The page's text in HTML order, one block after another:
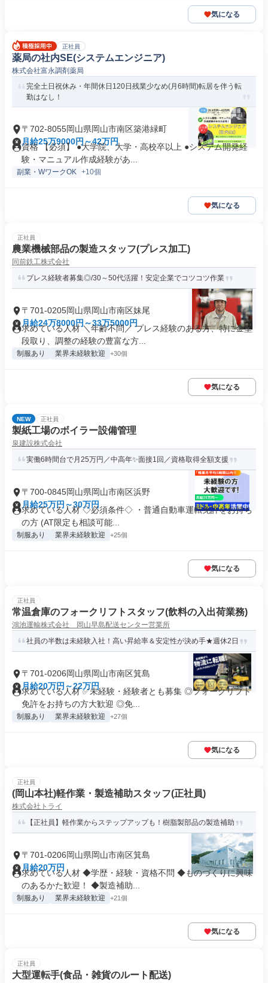
気になる
正社員
薬局の社内SE(システムエンジニア)
株式会社富永調剤薬局
完全土日祝休み・年間休日120日残業少なめ(月6時間)転居を伴う転
勤はなし！
〒702-8055岡山県岡山市南区築港緑町
月給25万9000円～42万円
資格 【必須】 ●大学院、大学・高校卒以上 ●システム開発経
験・マニュアル作成経験があ...
副業・WワークOK +10個
気になる
正社員
農業機械部品の製造スタッフ(プレス加工)
同前鉄工株式会社
プレス経験者募集◎/30～50代活躍！安定企業でコツコツ作業
〒701-0205岡山県岡山市南区妹尾
月給24万8000円～33万5000円
求めている人材 ＼年齢不問／ プレス経験のある方、特に金型
段取り、調整の経験の豊富な方...
制服あり 業界未経験歓迎 +30個
気になる
NEW 正社員
製紙工場のボイラー設備管理
泉建設株式会社
実働6時間台で月25万円／中高年✨面接1回／資格取得全額支援
〒700-0845岡山県岡山市南区浜野
月給25万円～30万円
求めている人材 ◇必須条件◇ ・普通自動車運転免許をお持ち
の方 (AT限定も相談可能...
制服あり 業界未経験歓迎 +25個
気になる
正社員
常温倉庫のフォークリフトスタッフ(飲料の入出荷業務)
鴻池運輸株式会社 岡山早島配送センター営業所
社員の半数は未経験入社！高い昇給率＆安定性が決め手★週休2日
〒701-0206岡山県岡山市南区箕島
月給20万円～22万円
求めている人材 ✅未経験・経験者とも募集 ◎フォークリフト
免許をお持ちの方大歓迎 ◎免...
制服あり 業界未経験歓迎 +27個
気になる
正社員
(岡山本社)軽作業・製造補助スタッフ(正社員)
株式会社トライ
【正社員】軽作業からステップアップも！樹脂製部品の製造補助
〒701-0206岡山県岡山市南区箕島
月給20万円
求めている人材 ◆学歴・経験・資格不問 ◆ものづくりに興味
のあるかた歓迎！ ◆製造補助...
制服あり 業界未経験歓迎 +21個
気になる
正社員
大型運転手(食品・雑貨のルート配送)